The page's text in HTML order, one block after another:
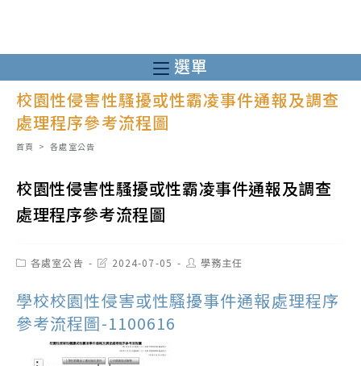
至
主
內
選單
校園性侵害性騷擾或性霸凌事件通報及調查
處理程序參考流程圖
首頁 > 各處室公告
校園性侵害性騷擾或性霸凌事件通報及調查
處理程序參考流程圖
Post各處室公告
Post2024-07-05
Post學務主任
學校校園性侵害或性騷擾事件通報處理程序
參考流程圖-1100616